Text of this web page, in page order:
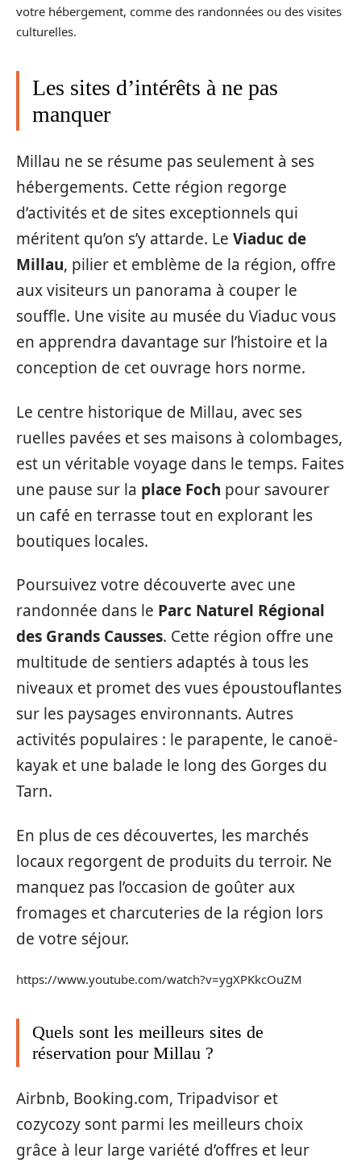
votre hébergement, comme des randonnées ou des visites
culturelles.
Les sites d’intérêts à ne pas
manquer
Millau ne se résume pas seulement à ses
hébergements. Cette région regorge
d’activités et de sites exceptionnels qui
méritent qu’on s’y attarde. Le Viaduc de
Millau, pilier et emblème de la région, offre
aux visiteurs un panorama à couper le
souffle. Une visite au musée du Viaduc vous
en apprendra davantage sur l’histoire et la
conception de cet ouvrage hors norme.
Le centre historique de Millau, avec ses
ruelles pavées et ses maisons à colombages,
est un véritable voyage dans le temps. Faites
une pause sur la place Foch pour savourer
un café en terrasse tout en explorant les
boutiques locales.
Poursuivez votre découverte avec une
randonnée dans le Parc Naturel Régional
des Grands Causses. Cette région offre une
multitude de sentiers adaptés à tous les
niveaux et promet des vues époustouflantes
sur les paysages environnants. Autres
activités populaires : le parapente, le canoë-
kayak et une balade le long des Gorges du
Tarn.
En plus de ces découvertes, les marchés
locaux regorgent de produits du terroir. Ne
manquez pas l’occasion de goûter aux
fromages et charcuteries de la région lors
de votre séjour.
https://www.youtube.com/watch?v=ygXPKkcOuZM
Quels sont les meilleurs sites de
réservation pour Millau ?
Airbnb, Booking.com, Tripadvisor et
cozycozy sont parmi les meilleurs choix
grâce à leur large variété d’offres et leur